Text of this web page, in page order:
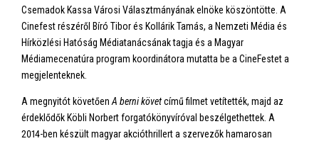
Csemadok Kassa Városi Választmányának elnöke köszöntötte. A
Cinefest részéről Bíró Tibor és Kollárik Tamás, a Nemzeti Média és
Hírközlési Hatóság Médiatanácsának tagja és a Magyar
Médiamecenatúra program koordinátora mutatta be a CineFestet a
megjelenteknek.
A megnyitót követően A berni követcímű filmet vetítették, majd az
érdeklődők Köbli Norbert forgatókönyvíróval beszélgethettek. A
2014-ben készült magyar akcióthrillert a szervezők hamarosan